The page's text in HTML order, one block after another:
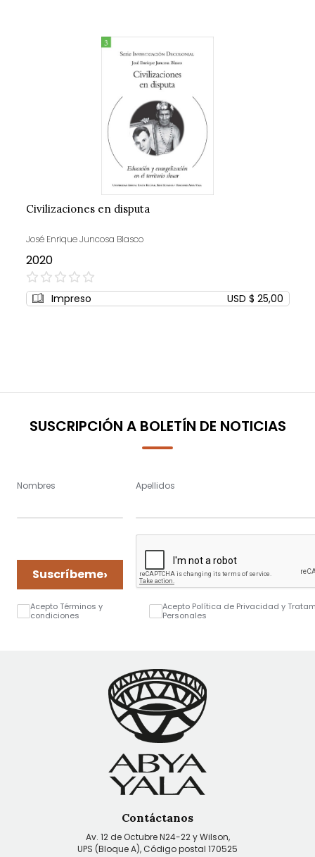
Civilizaciones en disputa
José Enrique Juncosa Blasco
2020
0%
Impreso USD $ 25,00
SUSCRIPCIÓN A BOLETÍN DE NOTICIAS
Nombres Apellidos
Suscríbeme›
Acepto Términos y
condiciones
Acepto Política de Privacidad y
Personales
Contáctanos
Av. 12 de Octubre N24-22 y Wilson,
UPS (Bloque A), Código postal 170525